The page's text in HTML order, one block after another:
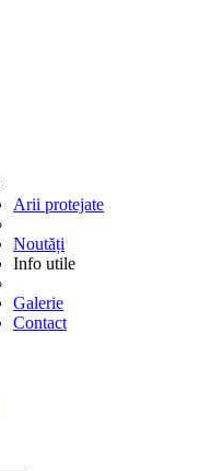
Arii protejate
Noutăți
Info utile
Galerie
Contact